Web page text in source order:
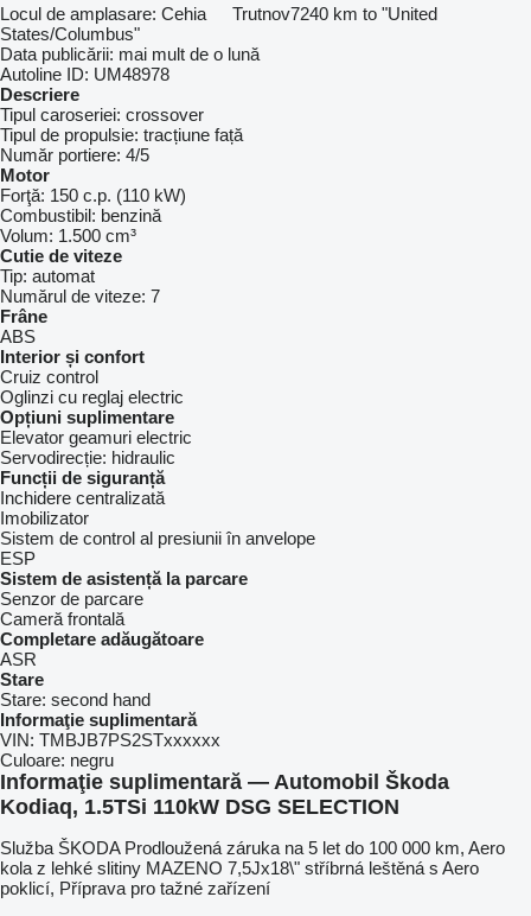
Locul de amplasare: Cehia Trutnov7240 km to "United
States/Columbus"
Data publicării: mai mult de o lună
Autoline ID: UM48978
Descriere
Tipul caroseriei: crossover
Tipul de propulsie: tracțiune față
Număr portiere: 4/5
Motor
Forţă: 150 c.p. (110 kW)
Combustibil: benzină
Volum: 1.500 cm³
Cutie de viteze
Tip: automat
Numărul de viteze: 7
Frâne
ABS
Interior și confort
Cruiz control
Oglinzi cu reglaj electric
Opțiuni suplimentare
Elevator geamuri electric
Servodirecție: hidraulic
Funcții de siguranță
Inchidere centralizată
Imobilizator
Sistem de control al presiunii în anvelope
ESP
Sistem de asistență la parcare
Senzor de parcare
Cameră frontală
Completare adăugătoare
ASR
Stare
Stare: second hand
Informaţie suplimentară
VIN: TMBJB7PS2STxxxxxx
Culoare: negru
Informaţie suplimentară — Automobil Škoda
Kodiaq, 1.5TSi 110kW DSG SELECTION
Služba ŠKODA Prodloužená záruka na 5 let do 100 000 km, Aero
kola z lehké slitiny MAZENO 7,5Jx18\" stříbrná leštěná s Aero
poklicí, Příprava pro tažné zařízení